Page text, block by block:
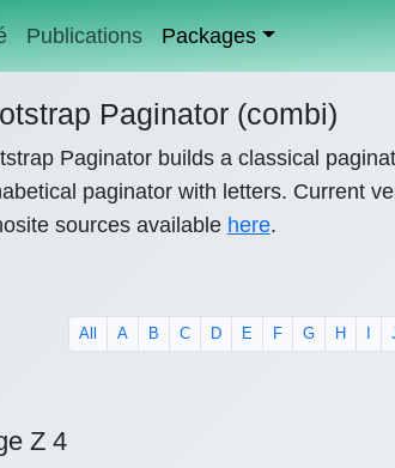
Publications Packages
Paginator (combi)
Paginator builds a classical
paginator with letters. Current
sources available here.
All A B C D E F G H
Z 4